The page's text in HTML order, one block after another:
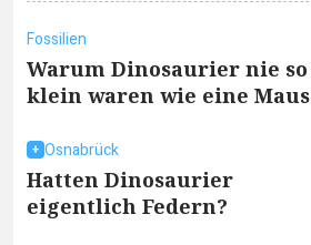
Fossilien
Warum Dinosaurier nie so
klein waren wie eine Maus
Osnabrück
Hatten Dinosaurier
eigentlich Federn?